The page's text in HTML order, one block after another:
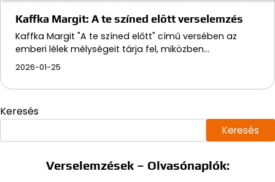
Kaffka Margit: A te színed előtt verselemzés
Kaffka Margit "A te színed előtt" című versében az
emberi lélek mélységeit tárja fel, miközben…
2026-01-25
Keresés
Keresés
Verselemzések – Olvasónaplók: